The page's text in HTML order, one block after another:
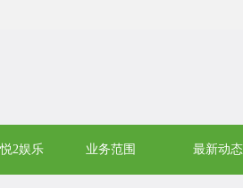
2娱乐 业务范围 最新动态